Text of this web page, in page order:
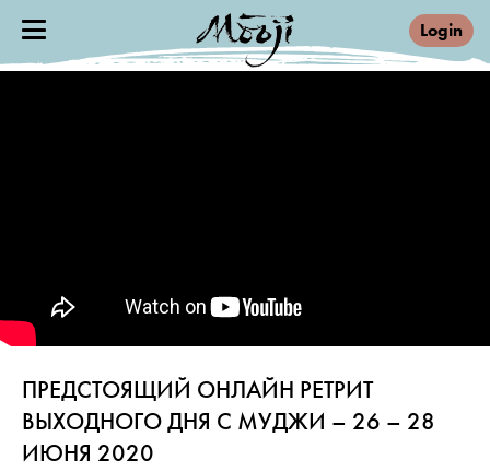
Login
ПРЕДСТОЯЩИЙ ОНЛАЙН РЕТРИТ
ВЫХОДНОГО ДНЯ С МУДЖИ – 26 – 28
ИЮНЯ 2020